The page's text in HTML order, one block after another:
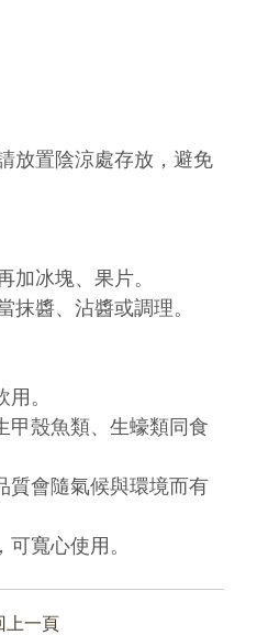
放置陰涼處存放，避免
加冰塊、果片。
抹醬、沾醬或調理。
。
甲殼魚類、生蠔類同食
質會隨氣候與環境而有
可寬心使用 。
上一頁